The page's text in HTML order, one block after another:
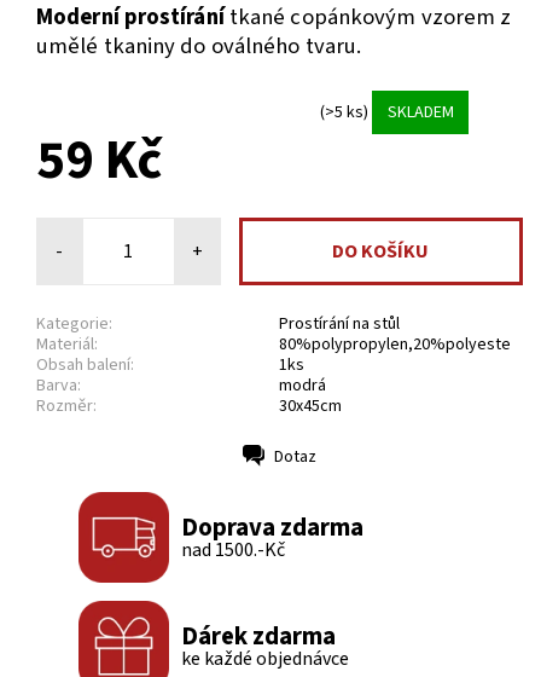
Moderní prostíránítkané copánkovým vzorem z
umělé tkaniny do oválného tvaru.
(>5 ks) SKLADEM
59 Kč
- +
Kategorie:
Prostírání na stůl
Materiál:
80%polypropylen,20%polyeste
Obsah balení:
1ks
Barva:
modrá
Rozměr:
30x45cm
Dotaz
Doprava zdarma
nad 1500.-Kč
Dárek zdarma
ke každé objednávce